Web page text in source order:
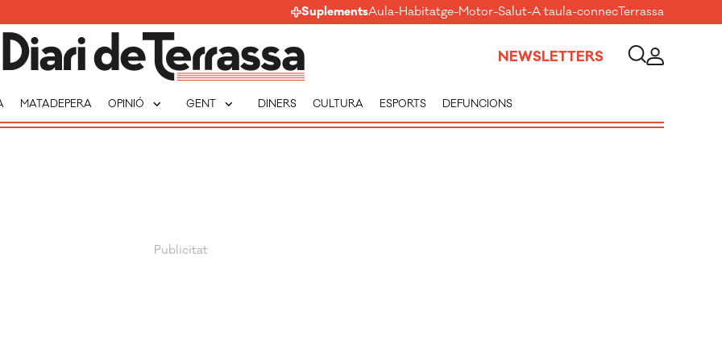
SuplementsAula-Habitatge-Motor-Salut-A taula-connecTerrassa
NEWSLETTERS
MATADEPERA OPINIÓ expand_more GENT expand_more DINERS CULTURA ESPORTS DEFUNCIONS